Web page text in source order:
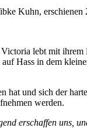
Kuhn,
lebt mit
Hass in dem
hat und sich der
werden.
erschaffen uns,